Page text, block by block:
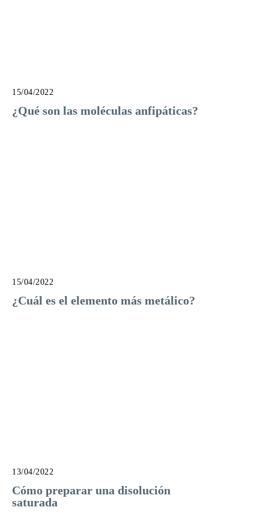
15/04/2022
¿Qué son las moléculas anfipáticas?
15/04/2022
¿Cuál es el elemento más metálico?
13/04/2022
Cómo preparar una disolución
saturada